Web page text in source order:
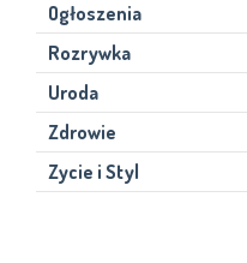
Ogłoszenia
Rozrywka
Uroda
Zdrowie
Zycie i Styl